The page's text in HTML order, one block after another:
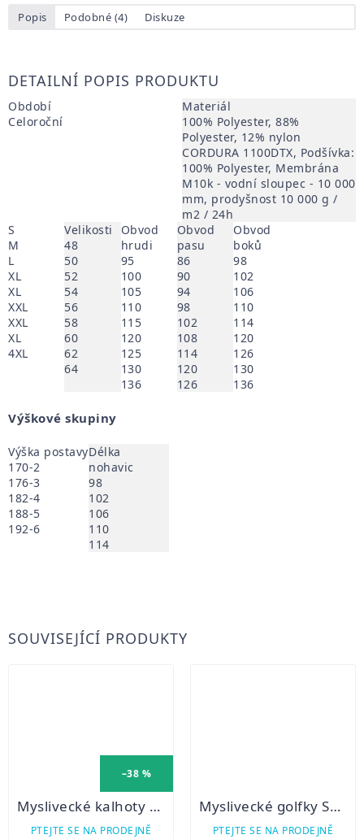
Popis Podobné (4) Diskuze
DETAILNÍ POPIS PRODUKTU
Období
Celoroční
Materiál
100% Polyester, 88%
Polyester, 12% nylon
CORDURA 1100DTX, Podšívka:
100% Polyester, Membrána
M10k - vodní sloupec - 10 000
mm, prodyšnost 10 000 g /
m2 / 24h
S
M
L
XL
XL
XXL
XXL
XL
4XL
Velikosti
48
50
52
54
56
58
60
62
64
Obvod
hrudi
95
100
105
110
115
120
125
130
136
Obvod
pasu
86
90
94
98
102
108
114
120
126
Obvod
boků
98
102
106
110
114
120
126
130
136
Výškové skupiny
Výška postavy
170-2
176-3
182-4
188-5
192-6
Délka
nohavic
98
102
106
110
114
SOUVISEJÍCÍ PRODUKTY
–38 %
Myslivecké kalhoty Blaser Argali zimní
PTEJTE SE NA PRODEJNĚ
Myslivecké golfky STRATUS
PTEJTE SE NA PRODEJNĚ